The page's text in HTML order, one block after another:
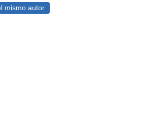
mismo autor